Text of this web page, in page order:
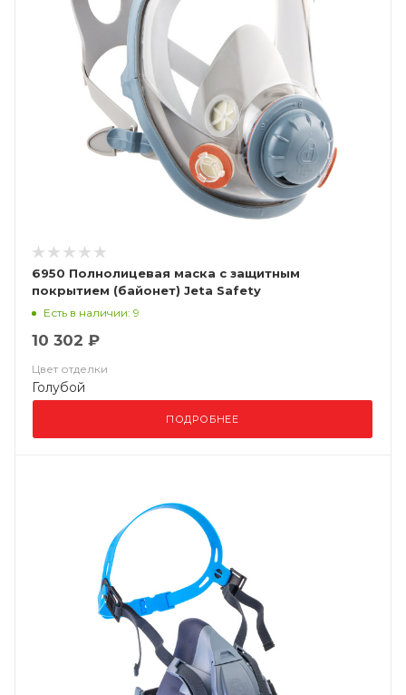
6950 Полнолицевая маска с защитным
покрытием (байонет) Jeta Safety
Есть в наличии: 9
10 302 ₽
Цвет отделки
Голубой
ПОДРОБНЕЕ